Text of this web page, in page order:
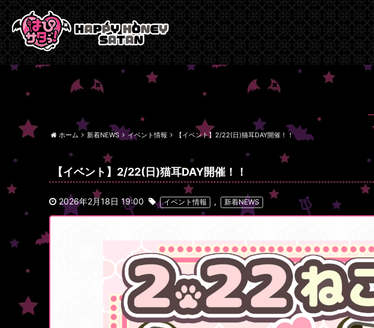
ホーム 新着NEWS イベント情報 【イベント】2/22(日)猫耳DAY開催！！
【イベント】2/22(日)猫耳DAY開催！！
2026年2月18日 19:00 イベント情報 , 新着NEWS